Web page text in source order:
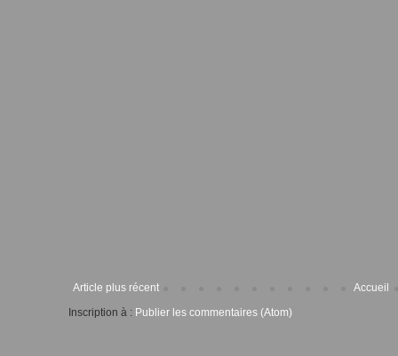
Article plus récent
Accueil
Inscription à : Publier les commentaires (Atom)